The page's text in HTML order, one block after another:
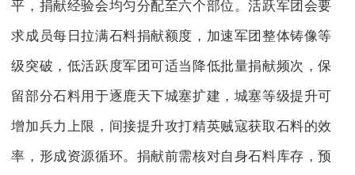
平，捐献经验会均匀分配至六个部位。活跃军团会要
求成员每日拉满石料捐献额度，加速军团整体铸像等
级突破，低活跃度军团可适当降低批量捐献频次，保
留部分石料用于逐鹿天下城塞扩建，城塞等级提升可
增加兵力上限，间接提升攻打精英贼寇获取石料的效
率，形成资源循环。捐献前需核对自身石料库存，预